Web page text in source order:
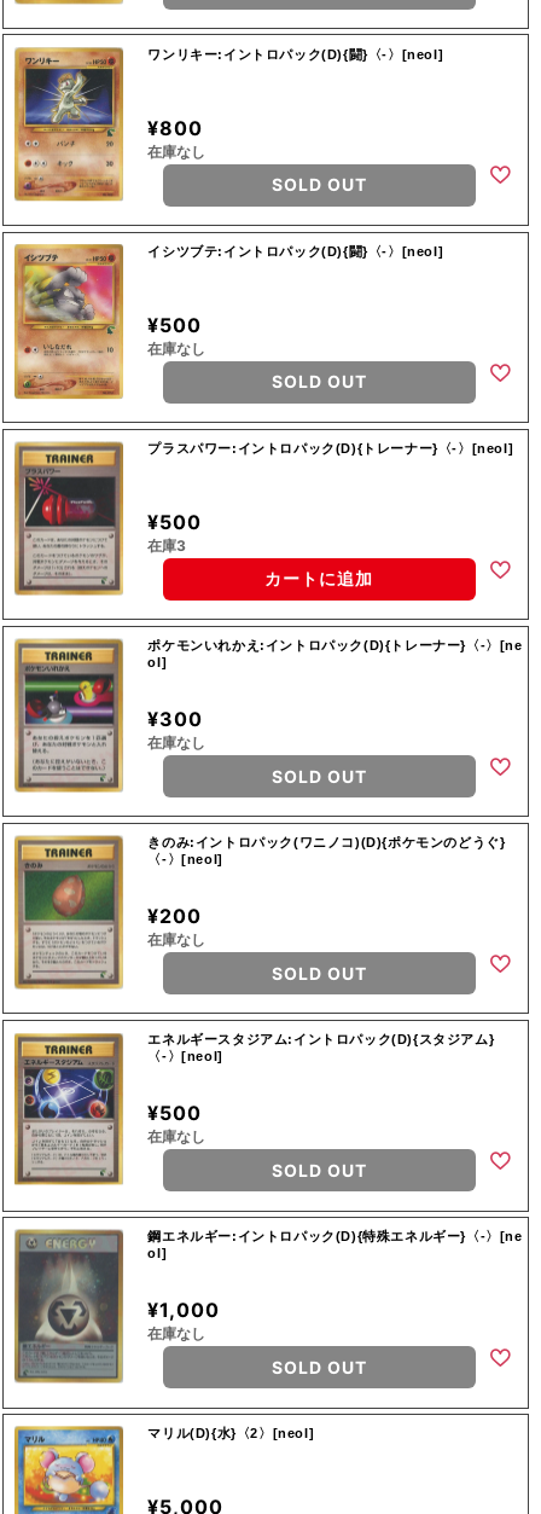
ワンリキー:イントロパック(D){闘}〈-〉[neoI]
¥800
在庫なし
SOLD OUT
イシツブテ:イントロパック(D){闘}〈-〉[neoI]
¥500
在庫なし
SOLD OUT
プラスパワー:イントロパック(D){トレーナー}〈-〉[neoI]
¥500
在庫3
カートに追加
ポケモンいれかえ:イントロパック(D){トレーナー}〈-〉[ne
oI]
¥300
在庫なし
SOLD OUT
きのみ:イントロパック(ワニノコ)(D){ポケモンのどうぐ}
〈-〉[neoI]
¥200
在庫なし
SOLD OUT
エネルギースタジアム:イントロパック(D){スタジアム}
〈-〉[neoI]
¥500
在庫なし
SOLD OUT
鋼エネルギー:イントロパック(D){特殊エネルギー}〈-〉[ne
oI]
¥1,000
在庫なし
SOLD OUT
マリル(D){水}〈2〉[neoI]
¥5,000